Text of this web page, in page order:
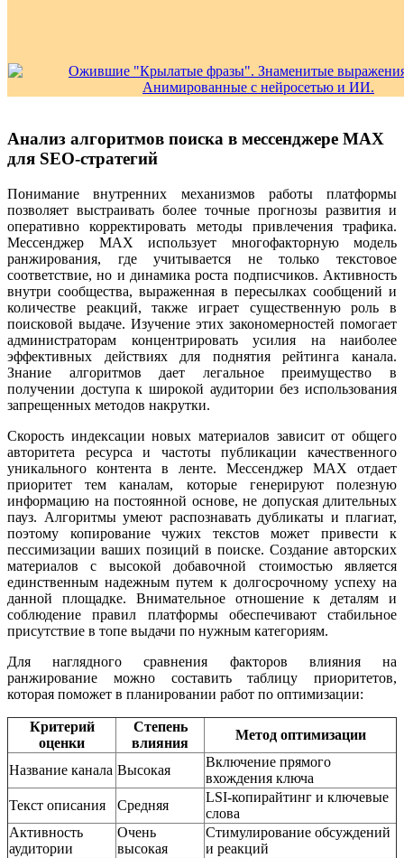
Анализ алгоритмов поиска в мессенджере MAX
для SEO-стратегий
Понимание внутренних механизмов работы платформы
позволяет выстраивать более точные прогнозы развития и
оперативно корректировать методы привлечения трафика.
Мессенджер MAX использует многофакторную модель
ранжирования, где учитывается не только текстовое
соответствие, но и динамика роста подписчиков. Активность
внутри сообщества, выраженная в пересылках сообщений и
количестве реакций, также играет существенную роль в
поисковой выдаче. Изучение этих закономерностей помогает
администраторам концентрировать усилия на наиболее
эффективных действиях для поднятия рейтинга канала.
Знание алгоритмов дает легальное преимущество в
получении доступа к широкой аудитории без использования
запрещенных методов накрутки.
Скорость индексации новых материалов зависит от общего
авторитета ресурса и частоты публикации качественного
уникального контента в ленте. Мессенджер MAX отдает
приоритет тем каналам, которые генерируют полезную
информацию на постоянной основе, не допуская длительных
пауз. Алгоритмы умеют распознавать дубликаты и плагиат,
поэтому копирование чужих текстов может привести к
пессимизации ваших позиций в поиске. Создание авторских
материалов с высокой добавочной стоимостью является
единственным надежным путем к долгосрочному успеху на
данной площадке. Внимательное отношение к деталям и
соблюдение правил платформы обеспечивают стабильное
присутствие в топе выдачи по нужным категориям.
Для наглядного сравнения факторов влияния на
ранжирование можно составить таблицу приоритетов,
которая поможет в планировании работ по оптимизации:
Критерий
оценки
Степень
влияния
Метод оптимизации
Название канала Высокая
Включение прямого
вхождения ключа
Текст описания
Средняя
LSI-копирайтинг и ключевые
слова
Активность
аудитории
Очень
высокая
Стимулирование обсуждений
и реакций